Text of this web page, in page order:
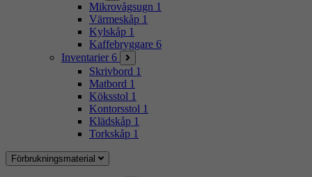
Mikrovågsugn 1
Värmeskåp 1
Kylskåp 1
Kaffebryggare 6
Inventarier 6
Skrivbord 1
Matbord 1
Köksstol 1
Kontorsstol 1
Klädskåp 1
Torkskåp 1
Förbrukningsmaterial